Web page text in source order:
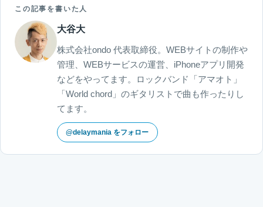
この記事を書いた人
大谷大
株式会社ondo 代表取締役。WEBサイトの制作や
管理、WEBサービスの運営、iPhoneアプリ開発
などをやってます。ロックバンド「アマオト」
「World chord」のギタリストで曲も作ったりし
てます。
@delaymania をフォロー